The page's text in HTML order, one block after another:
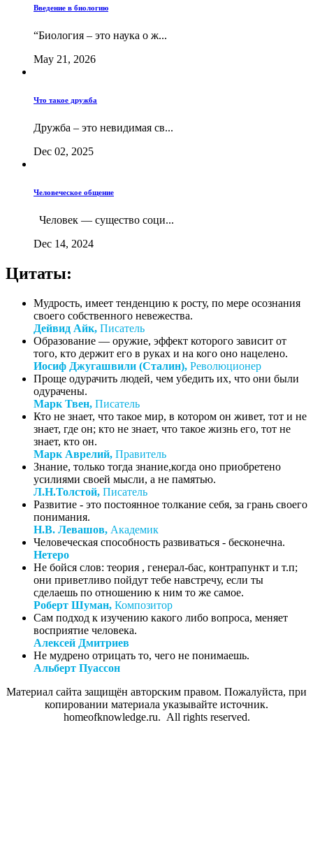
Введение в биологию
“Биология – это наука о ж...
May 21, 2026
Что такое дружба
Дружба – это невидимая св...
Dec 02, 2025
Человеческое общение
Человек — существо соци...
Dec 14, 2024
Цитаты:
Мудрость, имеет тенденцию к росту, по мере осознания
своего собственного невежества.
Дейвид Айк, Писатель
Образование — оружие, эффект которого зависит от
того, кто держит его в руках и на кого оно нацелено.
Иосиф Джугашвили (Сталин), Революционер
Проще одурачить людей, чем убедить их, что они были
одурачены.
Марк Твен, Писатель
Кто не знает, что такое мир, в котором он живет, тот и не
знает, где он; кто не знает, что такое жизнь его, тот не
знает, кто он.
Марк Аврелий, Правитель
Знание, только тогда знание,когда оно приобретено
усилиями своей мысли, а не памятью.
Л.Н.Толстой, Писатель
Развитие - это постоянное толкание себя, за грань своего
понимания.
Н.В. Левашов, Академик
Человеческая способность развиваться - бесконечна.
Нетеро
Не бойся слов: теория , генерал-бас, контрапункт и т.п;
они приветливо пойдут тебе навстречу, если ты
сделаешь по отношению к ним то же самое.
Роберт Шуман, Композитор
Сам подход к изучению какого либо вопроса, меняет
восприятие человека.
Алексей Дмитриев
Не мудрено отрицать то, чего не понимаешь.
Альберт Пуассон
Материал сайта защищён авторским правом. Пожалуйста, при
копировании материала указывайте источник.
homeofknowledge.ru. All rights reserved.